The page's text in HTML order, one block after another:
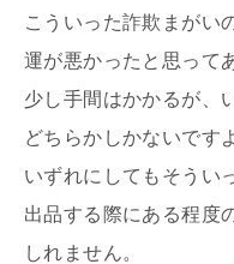
こういった詐欺まがい
運が悪かったと思って
少し手間はかかるが、
どちらかしかないです
いずれにしてもそうい
出品する際にある程度
しれません。